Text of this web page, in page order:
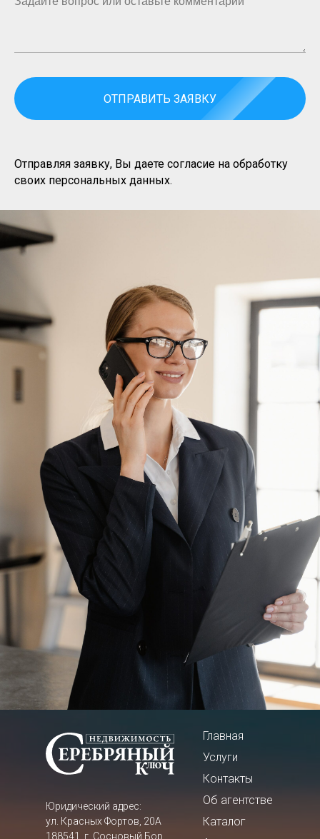
ОТПРАВИТЬ ЗАЯВКУ
Отправляя заявку, Вы даете согласие на обработку
своих персональных данных.
Главная
Услуги
Об агентстве
Контакты
Каталог
Юридический адрес:
ул. Красных Фортов, 20А
188541, г. Сосновый Бор